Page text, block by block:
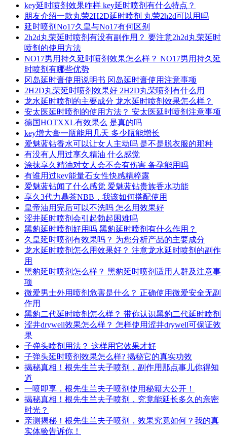
key延时喷剂效果咋样 key延时喷剂有什么特点？
朋友介绍一款丸荣2H2D延时喷剂 丸荣2h2d可以用吗
延时喷剂No17久皇与No17有何区别
2h2d丸荣延时喷剂有没有副作用？ 要注意2h2d丸荣延时
喷剂的使用方法
NO17男用持久延时喷剂效果怎么样？ NO17男用持久延
时喷剂有哪些优势
冈岛延时膏使用说明书 冈岛延时膏使用注意事项
2H2D丸荣延时喷剂效果好 2H2D丸荣喷剂有什么用
龙水延时喷剂的主要成分 龙水延时喷剂效果怎么样？
安太医延时喷剂的使用方法？ 安太医延时喷剂注意事项
德国HOTXXL有效果么 是真的吗
key增大膏一瓶能用几天 多少瓶能增长
爱魅蓝钻香水可以让女人主动吗 是不是脱衣服的那种
有没有人用过享久精油 什么感觉
涂抹享久精油对女人会不会有伤害 备孕能用吗
有谁用过key能量石女性快感精粹露
爱魅蓝钻闻了什么感觉 爱魅蓝钻贵族香水功能
享久3代力鼎茶NBB，我该如何搭配使用
皇帝油用完后可以不洗吗 怎么用效果好
涩井延时喷剂会引起勃起困难吗
黑豹延时喷剂好用吗 黑豹延时喷剂有什么作用？
久皇延时喷剂有效果吗？ 为您分析产品的主要成分
龙水延时喷剂怎么用效果好？ 注意龙水延时喷剂的副作
用
黑豹延时喷剂怎么样？ 黑豹延时喷剂适用人群及注意事
项
微爱男士外用喷剂危害是什么？ 正确使用微爱安全无副
作用
黑豹二代延时喷剂怎么样？ 带你认识黑豹二代延时喷剂
涩井drywell效果怎么样？ 怎样使用涩井drywell可保证效
果
子弹头喷剂用法？ 这样用它效果才好
子弹头延时喷剂效果怎么样? 揭秘它的真实功效
揭秘真相！根先生兰夫子喷剂，副作用那点事儿你得知
道
一喷即享，根先生兰夫子喷剂使用秘籍大公开！
揭秘真相！根先生兰夫子喷剂，究竟能延长多久的亲密
时光？
亲测揭秘！根先生兰夫子喷剂，效果究竟如何？我的真
实体验告诉你！